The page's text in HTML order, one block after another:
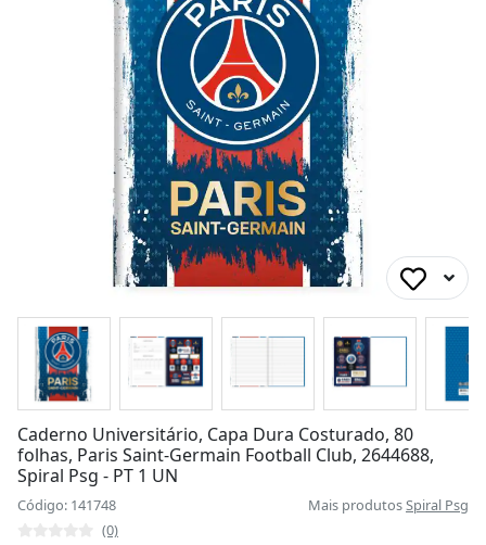
Caderno Universitário, Capa Dura Costurado, 80
folhas, Paris Saint-Germain Football Club, 2644688,
Spiral Psg - PT 1 UN
Código: 141748 Mais produtosSpiral Psg
(0)